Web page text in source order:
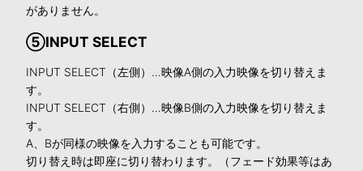
がありません。
⑤INPUT SELECT
INPUT SELECT（左側）…映像A側の入力映像を切り替えま
す。
INPUT SELECT（右側）…映像B側の入力映像を切り替えま
す。
A、Bが同様の映像を入力することも可能です。
切り替え時は即座に切り替わります。（フェード効果等はあ